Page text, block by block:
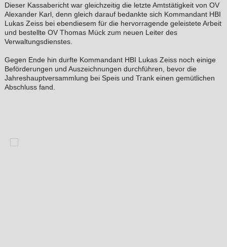
Dieser Kassabericht war gleichzeitig die letzte Amtstätigkeit von OV
Alexander Karl, denn gleich darauf bedankte sich Kommandant HBI
Lukas Zeiss bei ebendiesem für die hervorragende geleistete Arbeit
und bestellte OV Thomas Mück zum neuen Leiter des
Verwaltungsdienstes.
Gegen Ende hin durfte Kommandant HBI Lukas Zeiss noch einige
Beförderungen und Auszeichnungen durchführen, bevor die
Jahreshauptversammlung bei Speis und Trank einen gemütlichen
Abschluss fand.